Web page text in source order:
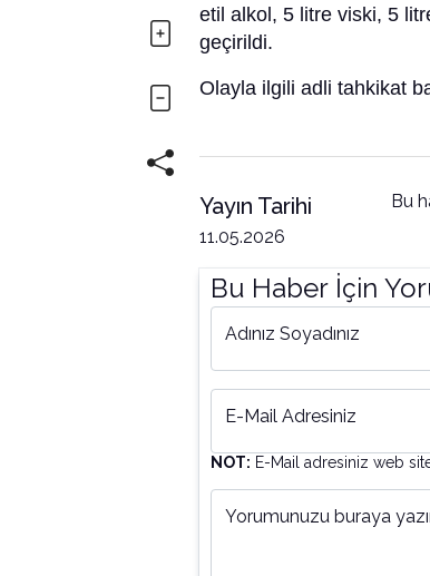
etil alkol, 5 litre viski, 5
geçirildi.
Olayla ilgili adli tahkikat
Yayın Tarihi
11.05.2026
Bu
Bu Haber İçin
Adınız Soyadınız
E-Mail Adresiniz
NOT: E-Mail adresiniz web
Yorumunuzu buraya